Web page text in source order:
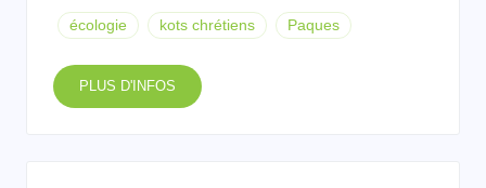
écologie kots chrétiens Paques
PLUS D'INFOS